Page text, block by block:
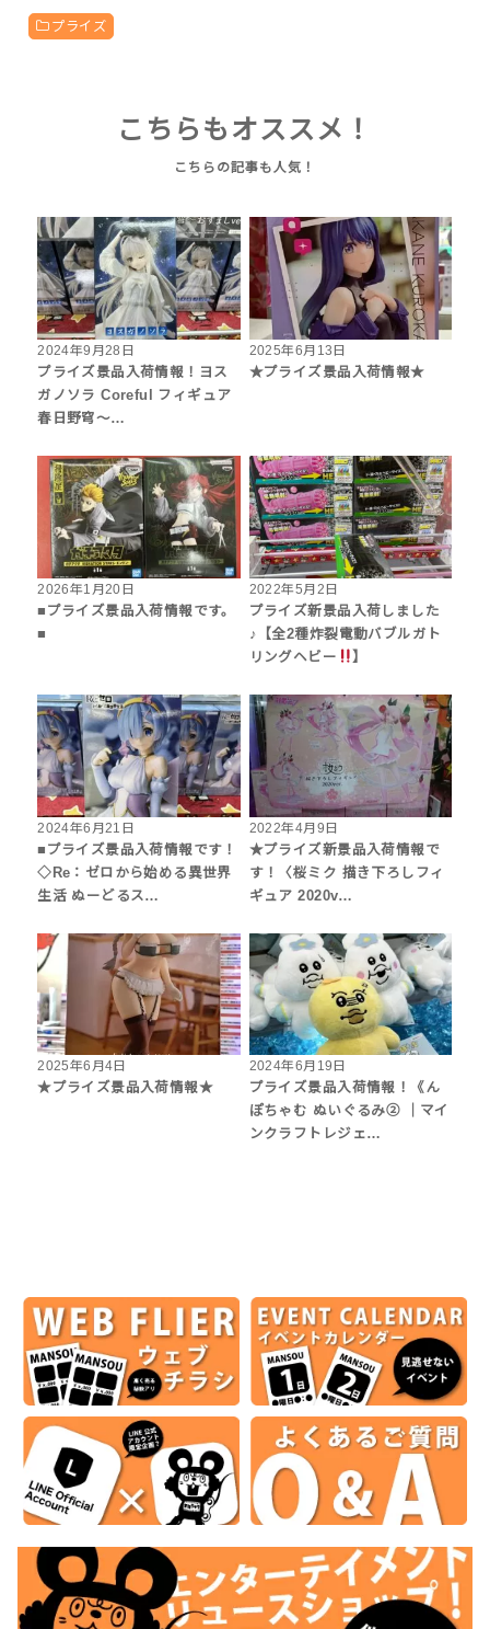
プライズ
こちらもオススメ！
2024年9月28日
プライズ景品入荷情報！ヨス
ガノソラ Coreful フィギュア
春日野穹～…
2025年6月13日
★プライズ景品入荷情報★
2026年1月20日
■プライズ景品入荷情報です。
■
2022年5月2日
プライズ新景品入荷しました
♪【全2種炸裂電動バブルガト
リングヘビー
】
2024年6月21日
■プライズ景品入荷情報です！
◇Re：ゼロから始める異世界
生活 ぬーどるス…
2022年4月9日
★プライズ新景品入荷情報で
す！〈桜ミク 描き下ろしフィ
ギュア 2020v…
2025年6月4日
★プライズ景品入荷情報★
2024年6月19日
プライズ景品入荷情報！《ん
ぽちゃむ ぬいぐるみ② ｜マイ
ンクラフトレジェ…